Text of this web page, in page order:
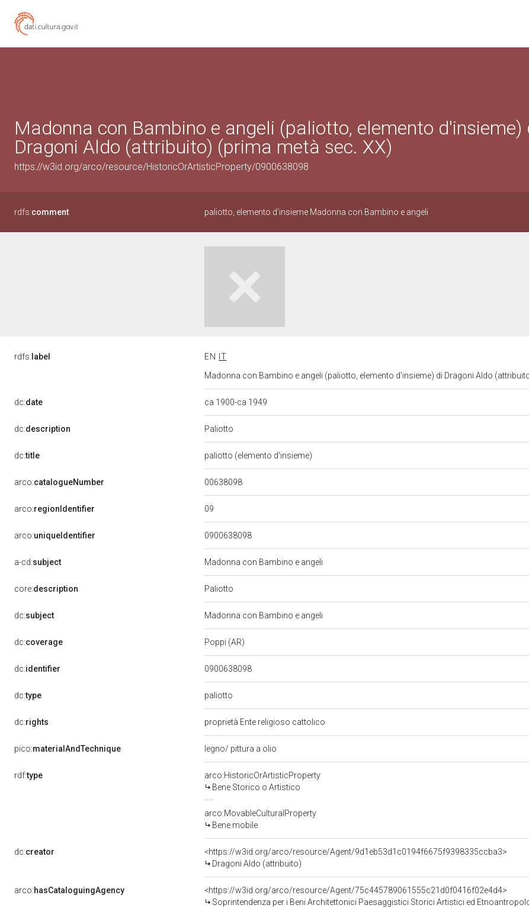
Madonna con Bambino e angeli (paliotto, elemento d'insieme)
Dragoni Aldo (attribuito) (prima metà sec. XX)
https://w3id.org/arco/resource/HistoricOrArtisticProperty/0900638098
rdfs:comment paliotto, elemento d'insieme Madonna con Bambino e angeli
rdfs: label EN
IT
Madonna con Bambino e angeli (paliotto, elemento d'insieme) di Dragoni Aldo
dc:date ca 1900-ca 1949
dc:description Paliotto
dc:title paliotto (elemento d'insieme)
arco:catalogueNumber 00638098
arco:regionIdentifier 09
arco:uniqueIdentifier 0900638098
a-cd:subject Madonna con Bambino e angeli
core:description Paliotto
dc:subject Madonna con Bambino e angeli
dc:coverage Poppi (AR)
dc:identifier 0900638098
dc:type paliotto
dc:rights proprietà Ente religioso cattolico
pico:materialAndTechnique legno/ pittura a olio
rdf:type
arco:HistoricOrArtisticProperty
Bene Storico o Artistico
arco:MovableCulturalProperty
Bene mobile
dc:creator
<https://w3id.org/arco/resource/Agent/9d1eb53d1c0194f6675f9398335ccba3>
Dragoni Aldo (attribuito)
arco:hasCataloguingAgency
<https://w3id.org/arco/resource/Agent/75c445789061555c21d0f0416f02e4d4>
Soprintendenza per i Beni Architettonici Paesaggistici Storici Artistici ed